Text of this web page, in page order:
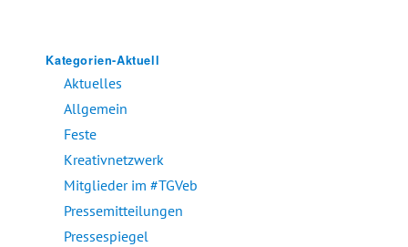
Kategorien-Aktuell
Aktuelles
Allgemein
Feste
Kreativnetzwerk
Mitglieder im #TGVeb
Pressemitteilungen
Pressespiegel